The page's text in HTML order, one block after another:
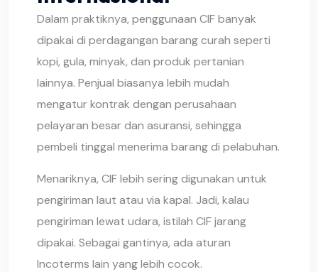
Dalam praktiknya, penggunaan CIF banyak
dipakai di perdagangan barang curah seperti
kopi, gula, minyak, dan produk pertanian
lainnya. Penjual biasanya lebih mudah
mengatur kontrak dengan perusahaan
pelayaran besar dan asuransi, sehingga
pembeli tinggal menerima barang di pelabuhan.
Menariknya, CIF lebih sering digunakan untuk
pengiriman laut atau via kapal. Jadi, kalau
pengiriman lewat udara, istilah CIF jarang
dipakai. Sebagai gantinya, ada aturan
Incoterms lain yang lebih cocok.